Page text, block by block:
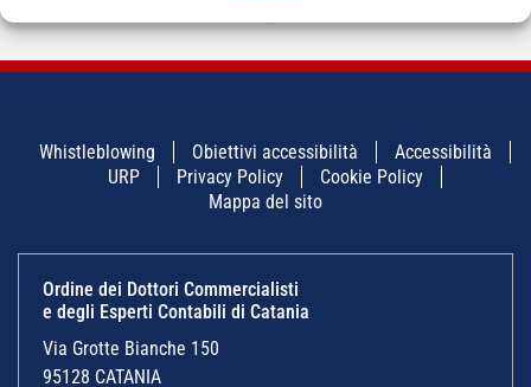
Whistleblowing Obiettivi accessibilità
Accessibilità
URP
Privacy Policy
Cookie Policy
Mappa del sito
Ordine dei Dottori Commercialisti
e degli Esperti Contabili di Catania
Via Grotte Bianche 150
95128 CATANIA